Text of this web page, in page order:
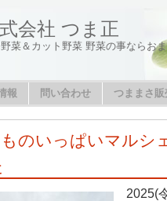
会社 つま正
菜＆カット野菜 野菜の事ならお
報 問い合わせ つままさ
のいっぱいマルシ
2025(